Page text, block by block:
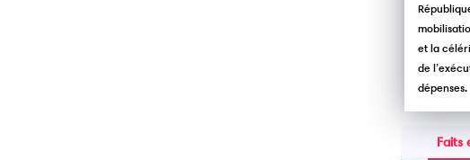
et la
de
dépenses.
Faits